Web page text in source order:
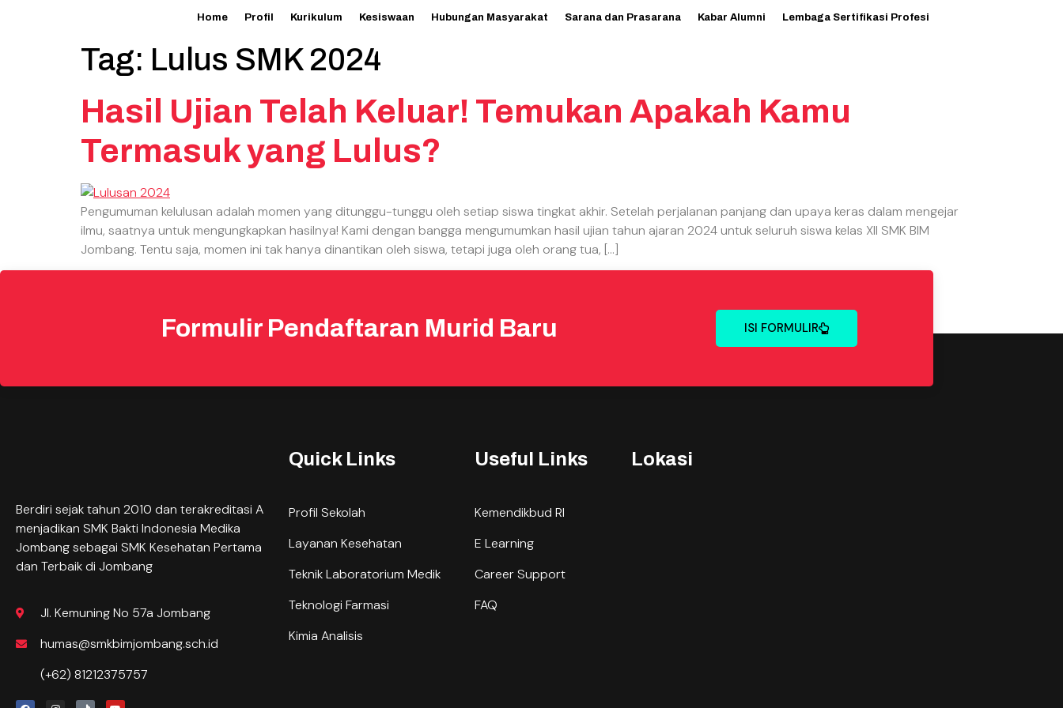
Home Profil Kurikulum Kesiswaan Hubungan Masyarakat Sarana dan Prasarana Kabar Alumni Lembaga Sertifikasi Profesi
Tag: Lulus SMK 2024
Hasil Ujian Telah Keluar! Temukan Apakah Kamu
Termasuk yang Lulus?
Pengumuman kelulusan adalah momen yang ditunggu-tunggu oleh setiap siswa tingkat akhir. Setelah perjalanan panjang dan upaya keras dalam mengejar
ilmu, saatnya untuk mengungkapkan hasilnya! Kami dengan bangga mengumumkan hasil ujian tahun ajaran 2024 untuk seluruh siswa kelas XII SMK BIM
Jombang. Tentu saja, momen ini tak hanya dinantikan oleh siswa, tetapi juga oleh orang tua, […]
Formulir Pendaftaran Murid Baru ISI FORMULIR
Berdiri sejak tahun 2010 dan terakreditasi A
menjadikan SMK Bakti Indonesia Medika
Jombang sebagai SMK Kesehatan Pertama
dan Terbaik di Jombang
Jl. Kemuning No 57a Jombang
humas@smkbimjombang.sch.id
(+62) 81212375757
Quick Links
Profil Sekolah
Layanan Kesehatan
Teknik Laboratorium Medik
Teknologi Farmasi
Kimia Analisis
Useful Links
Kemendikbud RI
E Learning
Career Support
FAQ
Lokasi